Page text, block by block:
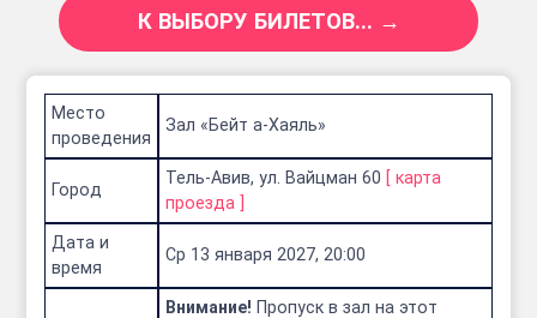
К ВЫБОРУ БИЛЕТОВ... →
Место
проведения
Зал «Бейт а-Хаяль»
Город
Тель-Авив, ул. Вайцман 60 [ карта
проезда
Дата и
время
Ср 13 января 2027, 20:00
Внимание! Пропуск в зал на этот